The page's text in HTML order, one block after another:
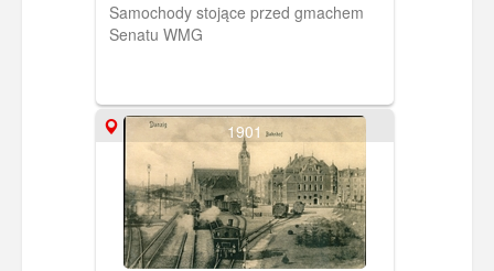
Samochody stojące przed gmachem
Senatu WMG
1901